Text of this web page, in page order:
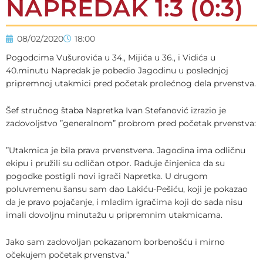
NAPREDAK 1:3 (0:3)
08/02/2020
18:00
Pogodcima Vušurovića u 34., Mijića u 36., i Vidića u
40.minutu Napredak je pobedio Jagodinu u poslednjoj
pripremnoj utakmici pred početak prolećnog dela prvenstva.
Šef stručnog štaba Napretka Ivan Stefanović izrazio je
zadovoljstvo ”generalnom” probrom pred početak prvenstva:
”Utakmica je bila prava prvenstvena. Jagodina ima odličnu
ekipu i pružili su odličan otpor. Raduje činjenica da su
pogodke postigli novi igrači Napretka. U drugom
poluvremenu šansu sam dao Lakiću-Pešiću, koji je pokazao
da je pravo pojačanje, i mladim igračima koji do sada nisu
imali dovoljnu minutažu u pripremnim utakmicama.
Jako sam zadovoljan pokazanom borbenošću i mirno
očekujem početak prvenstva.”